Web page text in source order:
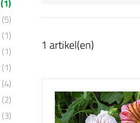
(1)
(5)
(1)
(1)
(1)
(4)
(2)
(3)
1 artikel(en)